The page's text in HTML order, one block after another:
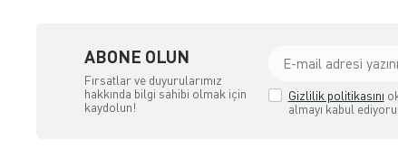
ABONE OLUN
Fırsatlar ve duyurularımız
hakkında bilgi sahibi olmak için
kaydolun!
Gizlilik politikasını
almayı kabul